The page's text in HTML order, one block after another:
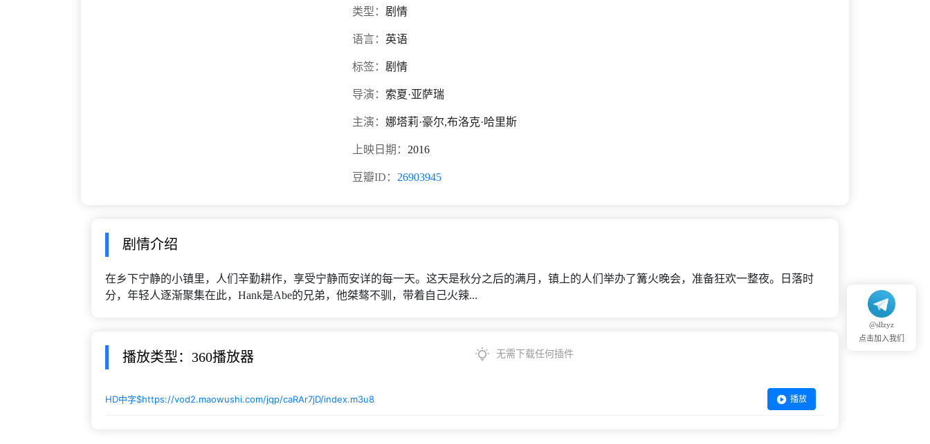
类型： 剧情
语言： 英语
标签： 剧情
导演： 索夏·亚萨瑞
主演： 娜塔莉·豪尔,布洛克·哈里斯
上映日期： 2016
豆瓣ID： 26903945
剧情介绍
在乡下宁静的小镇里，人们辛勤耕作，享受宁静而安详的每一天。这天是秋分之后的满月，镇上的人们举办了篝火晚会，准备狂欢一整夜。日落时
分，年轻人逐渐聚集在此，Hank是Abe的兄弟，他桀骜不驯，带着自己火辣...
播放类型：360播放器 无需下载任何插件
HD中字$https://vod2.maowushi.com/jqp/caRAr7jD/index.m3u8 播放
@sllzyz
点击加入我们